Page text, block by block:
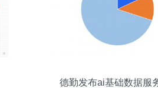
德勤发布ai基础数据服